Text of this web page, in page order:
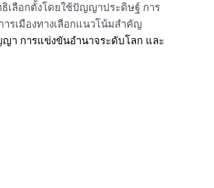
เลือกตั้งโดยใช้ปัญญาประดิษฐ์ การ
รเมืองทางเลือกแนวโน้มสำคัญ
า การแข่งขันอำนาจระดับโลก และ